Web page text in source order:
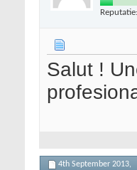
Reputatie:
Salut !
4th September 2013,